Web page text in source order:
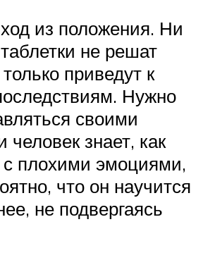
из положения. Ни
не решат
приведут к
Нужно
своими
знает, как
с плохими эмоциями,
что он научится
не подвергаясь